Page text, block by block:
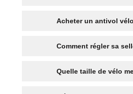
Acheter un antivol
Comment régler sa
Quelle taille de vélo